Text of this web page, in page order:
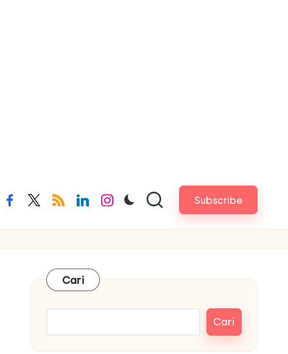
facebook.com
twitter.com
rss.comlinkedin.com
instagram.com Subscribe
Cari
Cari